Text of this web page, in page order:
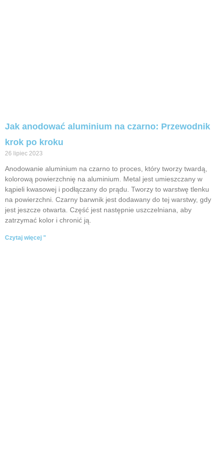
Jak anodować aluminium na czarno: Przewodnik
krok po kroku
26 lipiec 2023
Anodowanie aluminium na czarno to proces, który tworzy twardą,
kolorową powierzchnię na aluminium. Metal jest umieszczany w
kąpieli kwasowej i podłączany do prądu. Tworzy to warstwę tlenku
na powierzchni. Czarny barwnik jest dodawany do tej warstwy, gdy
jest jeszcze otwarta. Część jest następnie uszczelniana, aby
zatrzymać kolor i chronić ją.
Czytaj więcej "